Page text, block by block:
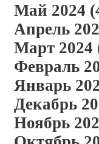
Май 2024
Апрель
Март 2024
Февраль
Январь
Декабрь
Ноябрь